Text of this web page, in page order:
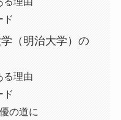
ド
（明治大学）の
る理由
ド
の道に